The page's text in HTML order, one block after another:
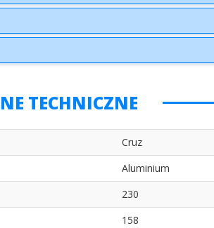
TECHNICZNE
Cruz
Aluminium
230
158